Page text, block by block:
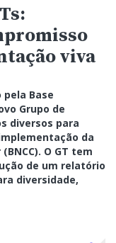
viva
Base
Grupo de
diversos para
da
O GT tem
de um relatório
diversidade,